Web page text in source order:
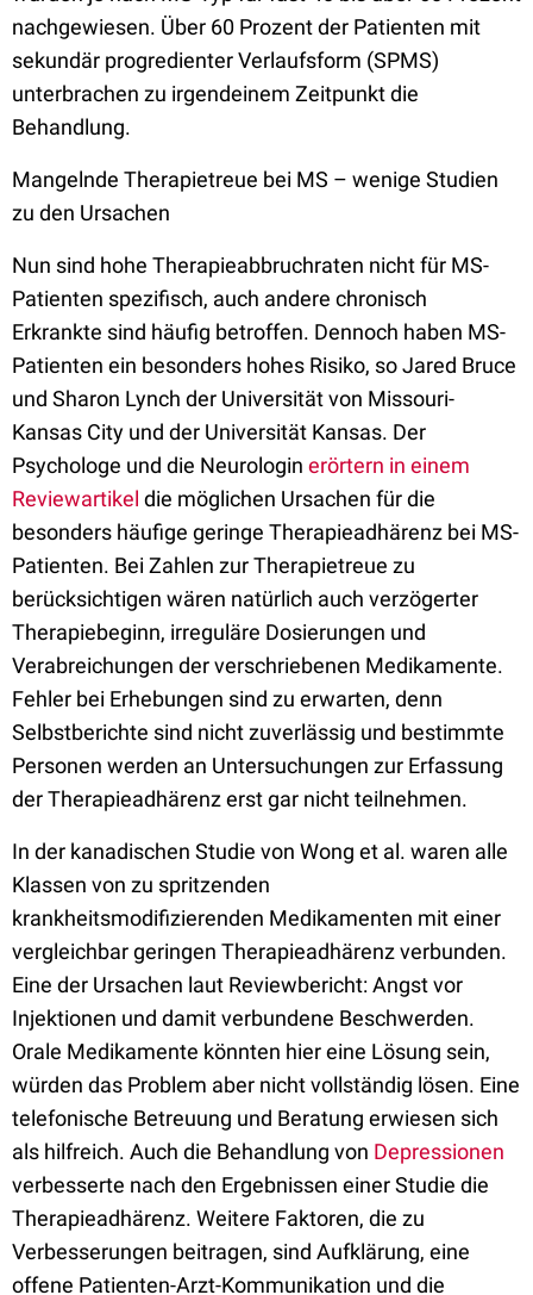
nachgewiesen. Über 60 Prozent der Patienten mit
sekundär progredienter Verlaufsform (SPMS)
unterbrachen zu irgendeinem Zeitpunkt die
Behandlung.
Mangelnde Therapietreue bei MS – wenige Studien
zu den Ursachen
Nun sind hohe Therapieabbruchraten nicht für MS-
Patienten spezifisch, auch andere chronisch
Erkrankte sind häufig betroffen. Dennoch haben MS-
Patienten ein besonders hohes Risiko, so Jared Bruce
und Sharon Lynch der Universität von Missouri-
Kansas City und der Universität Kansas. Der
Psychologe und die Neurologin erörtern in einem
Reviewartikel die möglichen Ursachen für die
besonders häufige geringe Therapieadhärenz bei MS-
Patienten. Bei Zahlen zur Therapietreue zu
berücksichtigen wären natürlich auch verzögerter
Therapiebeginn, irreguläre Dosierungen und
Verabreichungen der verschriebenen Medikamente.
Fehler bei Erhebungen sind zu erwarten, denn
Selbstberichte sind nicht zuverlässig und bestimmte
Personen werden an Untersuchungen zur Erfassung
der Therapieadhärenz erst gar nicht teilnehmen.
In der kanadischen Studie von Wong et al. waren alle
Klassen von zu spritzenden
krankheitsmodifizierenden Medikamenten mit einer
vergleichbar geringen Therapieadhärenz verbunden.
Eine der Ursachen laut Reviewbericht: Angst vor
Injektionen und damit verbundene Beschwerden.
Orale Medikamente könnten hier eine Lösung sein,
würden das Problem aber nicht vollständig lösen. Eine
telefonische Betreuung und Beratung erwiesen sich
als hilfreich. Auch die Behandlung von Depressionen
verbesserte nach den Ergebnissen einer Studie die
Therapieadhärenz. Weitere Faktoren, die zu
Verbesserungen beitragen, sind Aufklärung, eine
offene Patienten-Arzt-Kommunikation und die